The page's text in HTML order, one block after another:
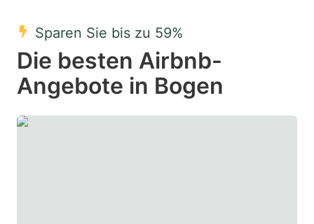
key
to
get
the
keyboard
to
get
the
keyboard
Sparen Sie bis zu 59%
Die besten Airbnb-
Angebote in Bogen